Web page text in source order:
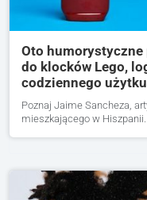
Oto humorystyczne
do klocków Lego,
codziennego
Poznaj Jaime Sancheza,
mieszkającego w Hiszpanii.